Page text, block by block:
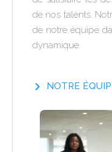
de nos talents.
de notre équipe
dynamique.
NOTRE